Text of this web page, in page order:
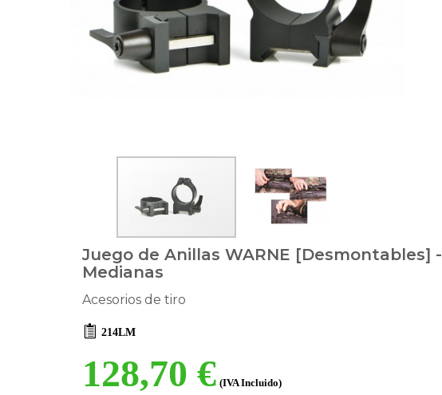
Juego de Anillas WARNE [Desmontables] -
Medianas
Acesorios de tiro
214LM
128,70 € (IVA Incluido)